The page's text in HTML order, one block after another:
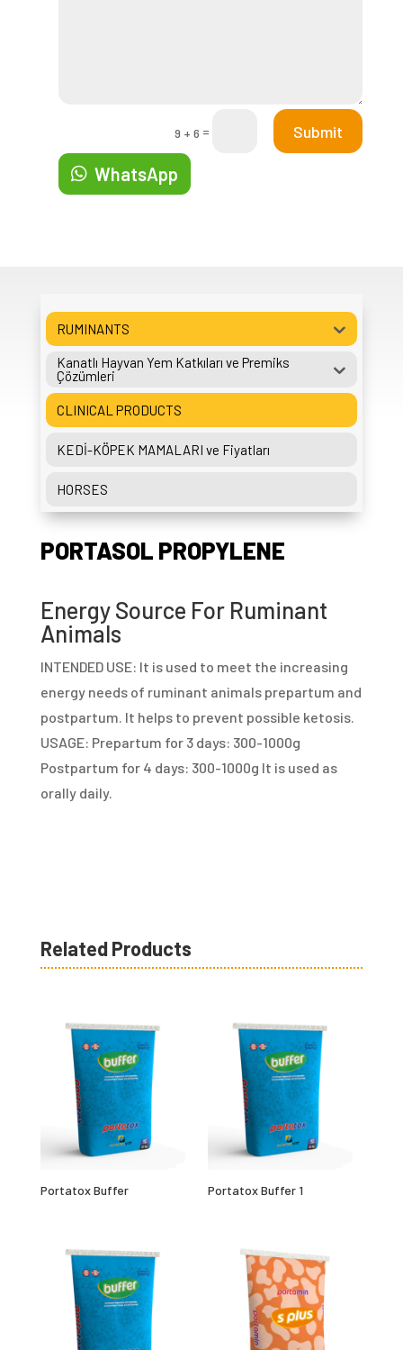
9 + 6 = Submit
WhatsApp
RUMINANTS
Kanatlı Hayvan Yem Katkıları ve Premiks
Çözümleri
CLINICAL PRODUCTS
KEDİ-KÖPEK MAMALARI ve Fiyatları
HORSES
PORTASOL PROPYLENE
Energy Source For Ruminant
Animals
INTENDED USE: It is used to meet the increasing
energy needs of ruminant animals prepartum and
postpartum. It helps to prevent possible ketosis.
USAGE: Prepartum for 3 days: 300-1000g
Postpartum for 4 days: 300-1000g It is used as
orally daily.
Related Products
Portatox Buffer Portatox Buffer 1